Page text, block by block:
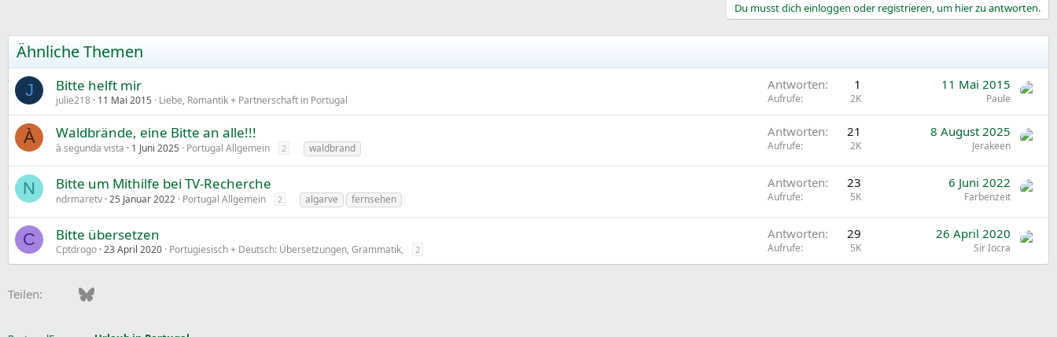
Du musst dich einloggen oder registrieren, um hier zu antworten.
Ähnliche Themen
J Bitte helft mir
julie218 11 Mai 2015 Liebe, Romantik + Partnerschaft in Portugal
Antworten 1
Aufrufe 2K
11 Mai 2015
Paule
À Waldbrände, eine Bitte an alle!!!
à segunda vista 1 Juni 2025 Portugal Allgemein 2 waldbrand
Antworten 21
Aufrufe 2K
8 August 2025
Jerakeen
N Bitte um Mithilfe bei TV-Recherche
ndrmaretv 25 Januar 2022 Portugal Allgemein 2 algarve fernsehen
Antworten 23
Aufrufe 5K
6 Juni 2022
Farbenzeit
C Bitte übersetzen
Cptdrogo 23 April 2020 Portugiesisch + Deutsch: Übersetzungen, Grammatik, 2
Antworten 29
Aufrufe 5K
26 April 2020
Sir Iocra
Teilen: FacebookBluesky